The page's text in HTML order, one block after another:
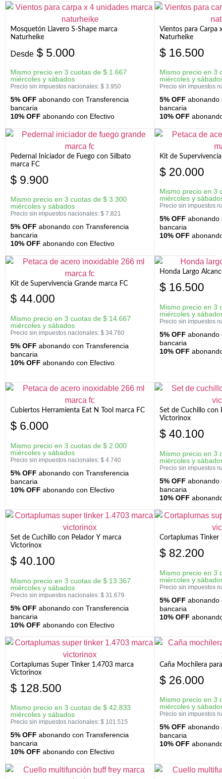
Mosquetón Llavero S-Shape marca
Naturheike
Desde $ 5.000
Mismo precio en 3 cuotas de $ 1.667
miércoles y sábados
Precio sin impuestos nacionales: $ 3.950
5% OFF abonando con Transferencia
bancaria
10% OFF abonando con Efectivo
Vientos para Carpa
Naturheike
$ 16.500
Mismo precio en 3
miércoles y
Precio sin impuestos
5% OFF abonando
bancaria
10% OFF
Pedernal Iniciador de Fuego con Silbato
marca FC
$ 9.900
Mismo precio en 3 cuotas de $ 3.300
miércoles y sábados
Precio sin impuestos nacionales: $ 7.821
5% OFF abonando con Transferencia
bancaria
10% OFF abonando con Efectivo
Kit de
$ 20.000
Mismo precio en 3
miércoles y
Precio sin impuestos
5% OFF abonando
bancaria
10% OFF
Kit de Supervivencia Grande marca FC
$ 44.000
Mismo precio en 3 cuotas de $ 14.667
miércoles y sábados
Precio sin impuestos nacionales: $ 34.760
5% OFF abonando con Transferencia
bancaria
10% OFF abonando con Efectivo
Honda Largo
$ 16.500
Mismo precio en 3
miércoles y
Precio sin impuestos
5% OFF abonando
bancaria
10% OFF
Cubiertos Herramienta Eat N Tool marca FC
$ 6.000
Mismo precio en 3 cuotas de $ 2.000
miércoles y sábados
Precio sin impuestos nacionales: $ 4.740
5% OFF abonando con Transferencia
bancaria
10% OFF abonando con Efectivo
Set de Cuchillo con
Victorinox
$ 40.100
Mismo precio en 3
miércoles y
Precio sin impuestos
5% OFF abonando
bancaria
10% OFF
Set de Cuchillo con Pelador Y marca
Victorinox
$ 40.100
Mismo precio en 3 cuotas de $ 13.367
miércoles y sábados
Precio sin impuestos nacionales: $ 31.679
5% OFF abonando con Transferencia
bancaria
10% OFF abonando con Efectivo
Cortaplumas
$ 82.200
Mismo precio en 3
miércoles y
Precio sin impuestos
5% OFF abonando
bancaria
10% OFF
Cortaplumas Super Tinker 1.4703 marca
Victorinox
$ 128.500
Mismo precio en 3 cuotas de $ 42.833
miércoles y sábados
Precio sin impuestos nacionales: $ 101.515
5% OFF abonando con Transferencia
bancaria
10% OFF abonando con Efectivo
Caña Mochilera
$ 26.000
Mismo precio en 3
miércoles y
Precio sin impuestos
5% OFF abonando
bancaria
10% OFF